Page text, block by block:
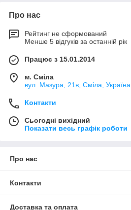
Про нас
Рейтинг не сформований
Менше 5 відгуків за останній рік
Працює з 15.01.2014
м. Сміла
вул. Мазура, 21в, Сміла, Україна
Контакти
Сьогодні вихідний
Показати весь графік роботи
Про нас
Контакти
Доставка та оплата